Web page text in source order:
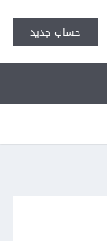
حساب جديد